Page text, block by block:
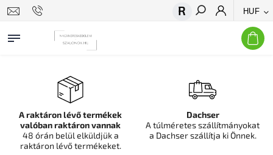
HUF
Keresés
A raktáron lévő termékek
valóban raktáron vannak
48 órán belül elküldjük a
raktáron lévő termékeket.
Dachser
A túlméretes szállítmányokat
a Dachser szállítja ki Önnek.